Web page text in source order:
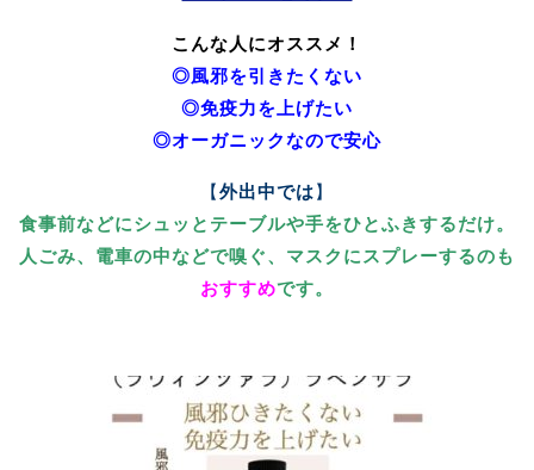
こんな人にオススメ！
◎風邪を引きたくない
◎免疫力を上げたい
◎オーガニックなので安心
【外出中では】
食事前などにシュッとテーブルや手をひとふきするだけ。
人ごみ、電車の中などで嗅ぐ、マスクにスプレーするのも
おすすめです。